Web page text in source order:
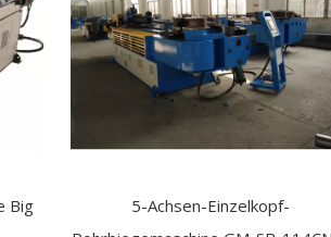
Big
5-Achsen-Einzelkopf-